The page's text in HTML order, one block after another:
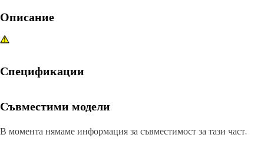
Описание
Спецификации
Съвместими модели
В момента нямаме информация за съвместимост за тази част.